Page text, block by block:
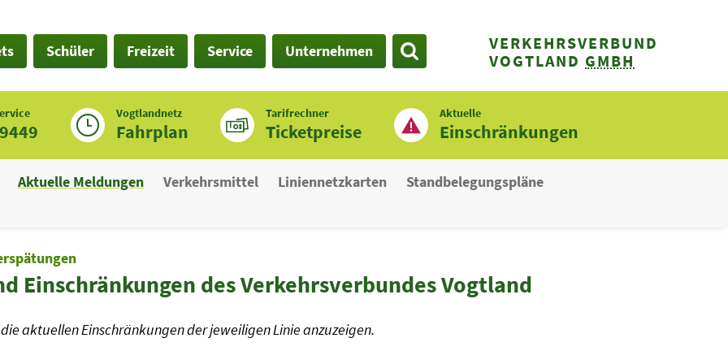
VERKEHRSVERBUND
VOGTLAND GMBH
Schüler Freizeit Service Unternehmen
Vogtlandnetz
Fahrplan
Tarifrechner
Ticketpreise
Aktuelle
Einschränkungen
Aktuelle Meldungen Verkehrsmittel Liniennetzkarten
Standbelegungspläne
Einschränkungen des Verkehrsverbundes Vogtland
aktuellen Einschränkungen der jeweiligen Linie anzuzeigen.